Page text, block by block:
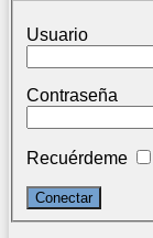
Usuario
Contraseña
Recuérdeme